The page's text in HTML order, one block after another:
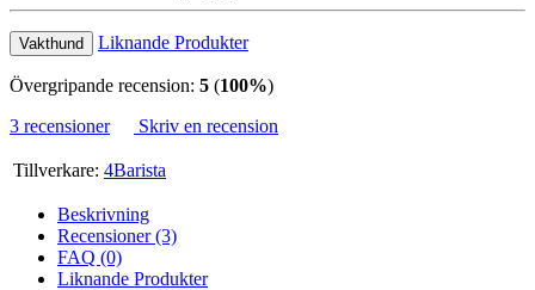
Vakthund Liknande Produkter
Övergripande recension: 5 (100%)
3 recensioner
Skriv en recension
Tillverkare: 4Barista
Beskrivning
Recensioner (3)
FAQ (0)
Liknande Produkter